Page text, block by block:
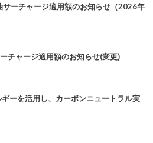
ーチャージ適用額のお知らせ（2026年
ャージ適用額のお知らせ(変更)
ーを活用し、カーボンニュートラル実